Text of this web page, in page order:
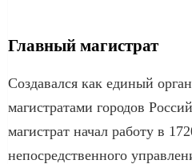
Главный магистрат
Создавался как единый
магистратами городов
магистрат начал работу в
непосредственного